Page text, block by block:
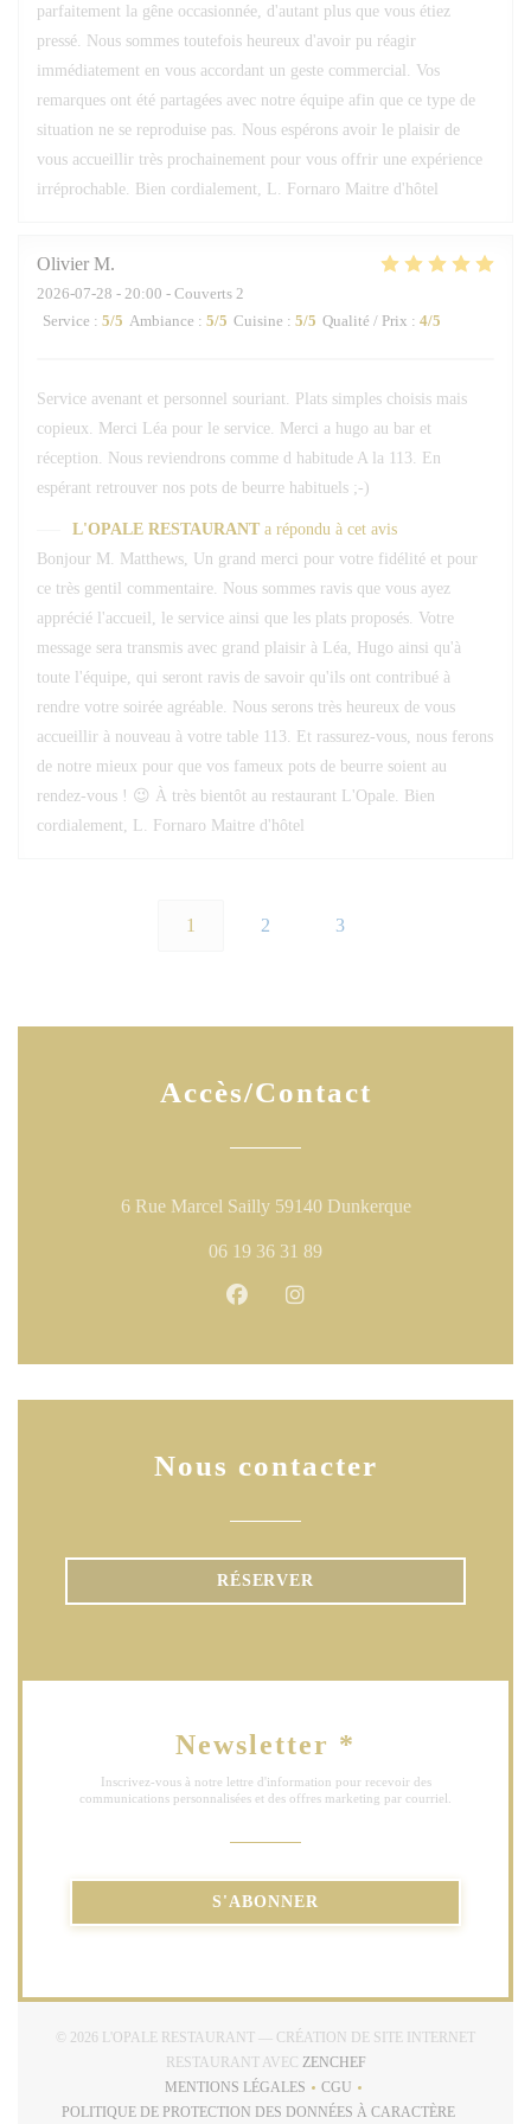
parfaitement la gêne occasionnée, d'autant plus que vous étiez
pressé. Nous sommes toutefois heureux d'avoir pu réagir
immédiatement en vous accordant un geste commercial. Vos
remarques ont été partagées avec notre équipe afin que ce type de
situation ne se reproduise pas. Nous espérons avoir le plaisir de
vous accueillir très prochainement pour vous offrir une expérience
irréprochable. Bien cordialement, L. Fornaro Maitre d'hôtel
Olivier M
2026-07-28 - 20:00 - Couverts 2
Service : 5/5 Ambiance : 5/5 Cuisine : 5/5 Qualité / Prix : 4/5
Service avenant et personnel souriant. Plats simples choisis mais
copieux. Merci Léa pour le service. Merci a hugo au bar et
réception. Nous reviendrons comme d habitude A la 113. En
espérant retrouver nos pots de beurre habituels ;-)
L'OPALE RESTAURANT a répondu à cet avis
Bonjour M. Matthews, Un grand merci pour votre fidélité et pour
ce très gentil commentaire. Nous sommes ravis que vous ayez
apprécié l'accueil, le service ainsi que les plats proposés. Votre
message sera transmis avec grand plaisir à Léa, Hugo ainsi qu'à
toute l'équipe, qui seront ravis de savoir qu'ils ont contribué à
rendre votre soirée agréable. Nous serons très heureux de vous
accueillir à nouveau à votre table 113. Et rassurez-vous, nous ferons
de notre mieux pour que vos fameux pots de beurre soient au
rendez-vous ! 😉 À très bientôt au restaurant L'Opale. Bien
cordialement, L. Fornaro Maitre d'hôtel
1 2 3
Accès/Contact
6 Rue Marcel Sailly 59140 Dunkerque((ouvre une
06 19 36 31 89
Facebook ((ouvre une nouvelle
Nous contacter
RÉSERVER
Newsletter *
Inscrivez-vous à notre lettre d'information pour recevoir des
communications personnalisées et des offres marketing par courriel.
S'ABONNER
© 2026 L'OPALE RESTAURANT — CRÉATION DE SITE INTERNET
RESTAURANT AVEC ZENCHEF((OUVRE UNE
MENTIONS LÉGALES
CGU
POLITIQUE DE PROTECTION DES DONNÉES À CARACTÈRE